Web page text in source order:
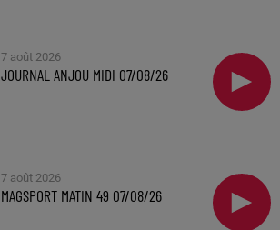
7 août 2026
JOURNAL ANJOU MIDI 07/08/26
7 août 2026
MAGSPORT MATIN 49 07/08/26